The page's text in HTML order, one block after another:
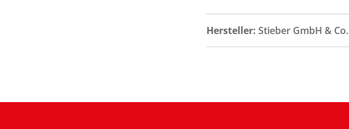
Hersteller: Stieber GmbH &